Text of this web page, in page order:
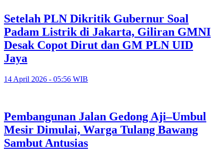
Setelah PLN Dikritik Gubernur Soal
Padam Listrik di Jakarta, Giliran GMNI
Desak Copot Dirut dan GM PLN UID
Jaya
14 April 2026 - 05:56 WIB
Pembangunan Jalan Gedong Aji–Umbul
Mesir Dimulai, Warga Tulang Bawang
Sambut Antusias